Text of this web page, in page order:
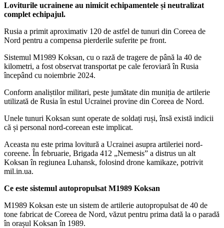
Loviturile ucrainene au nimicit echipamentele și neutralizat
complet echipajul.
Rusia a primit aproximativ 120 de astfel de tunuri din Coreea de
Nord pentru a compensa pierderile suferite pe front.
Sistemul M1989 Koksan, cu o rază de tragere de până la 40 de
kilometri, a fost observat transportat pe cale feroviară în Rusia
începând cu noiembrie 2024.
Conform analiștilor militari, peste jumătate din muniția de artilerie
utilizată de Rusia în estul Ucrainei provine din Coreea de Nord.
Unele tunuri Koksan sunt operate de soldați ruși, însă există indicii
că și personal nord-coreean este implicat.
Aceasta nu este prima lovitură a Ucrainei asupra artileriei nord-
coreene. În februarie, Brigada 412 „Nemesis” a distrus un alt
Koksan în regiunea Luhansk, folosind drone kamikaze, potrivit
mil.in.ua.
Ce este sistemul autopropulsat M1989 Koksan
M1989 Koksan este un sistem de artilerie autopropulsat de 40 de
tone fabricat de Coreea de Nord, văzut pentru prima dată la o paradă
în orașul Koksan în 1989.